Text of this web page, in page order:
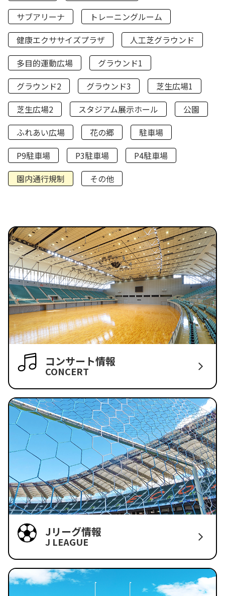
サブアリーナ
トレーニングルーム
健康エクササイズプラザ
人工芝グラウンド
多目的運動広場
グラウンド1
グラウンド2
グラウンド3
芝生広場1
芝生広場2
スタジアム展示ホール
公園
ふれあい広場
花の郷
駐車場
P9駐車場
P3駐車場
P4駐車場
園内通行規制
その他
コンサート情報
CONCERT
Jリーグ情報
J LEAGUE